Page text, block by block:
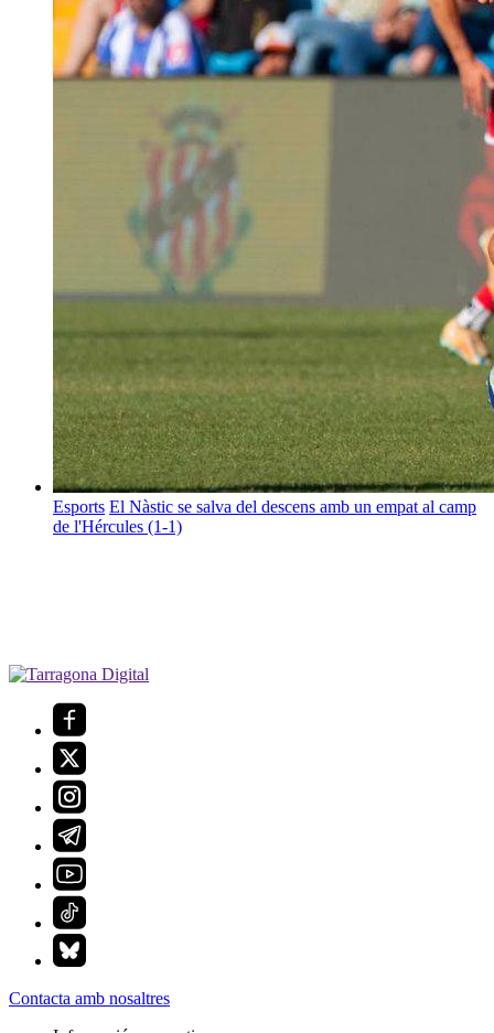
Esports El Nàstic se salva del descens amb un empat al camp
de l'Hércules (1-1)
Contacta amb nosaltres